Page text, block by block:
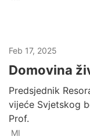
Feb 17, 2025
Domovina
Predsjednik
vijeće Svjetskog
Prof.
MI